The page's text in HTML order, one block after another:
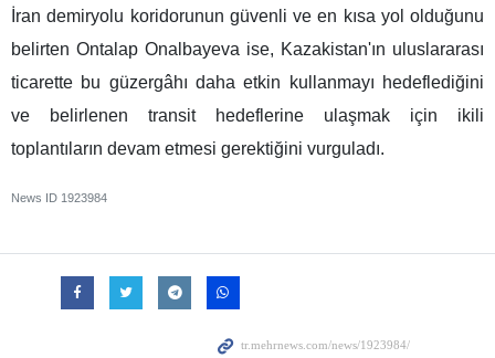
İran demiryolu koridorunun güvenli ve en kısa yol olduğunu
belirten Ontalap Onalbayeva ise, Kazakistan'ın uluslararası
ticarette bu güzergâhı daha etkin kullanmayı hedeflediğini
ve belirlenen transit hedeflerine ulaşmak için ikili
toplantıların devam etmesi gerektiğini vurguladı.
News ID 1923984